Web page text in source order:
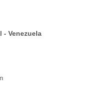
- Venezuela